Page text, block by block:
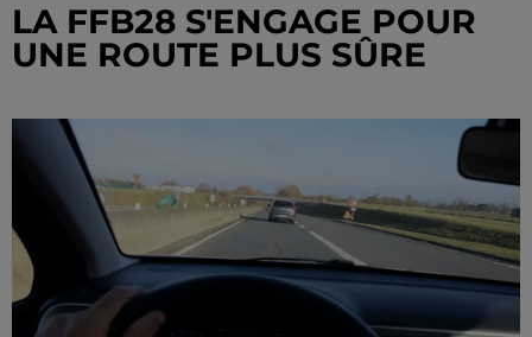
LA FFB28 S'ENGAGE POUR
UNE ROUTE PLUS SÛRE